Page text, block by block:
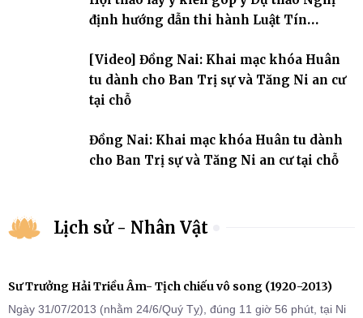
định hướng dẫn thi hành Luật Tín
[Video] Đồng Nai: Khai mạc khóa Huân
tu dành cho Ban Trị sự và Tăng Ni an cư
tại chỗ
Đồng Nai: Khai mạc khóa Huân tu dành
cho Ban Trị sự và Tăng Ni an cư tại chỗ
Lịch sử - Nhân Vật
Sư Trưởng Hải Triều Âm- Tịch chiếu vô song (1920-2013)
Ngày 31/07/2013 (nhằm 24/6/Quý Tỵ), đúng 11 giờ 56 phút, tại Ni